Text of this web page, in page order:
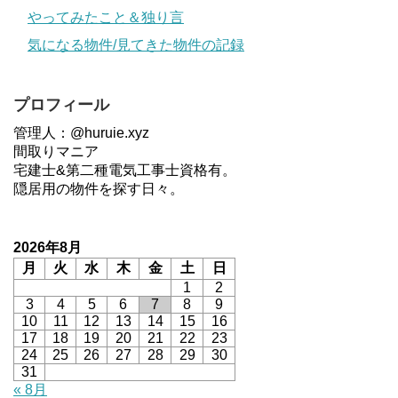
やってみたこと＆独り言
気になる物件/見てきた物件の記録
プロフィール
管理人：@huruie.xyz
間取りマニア
宅建士&第二種電気工事士資格有。
隠居用の物件を探す日々。
2026年8月
月
火 水 木 金 土
日
1
2
3
4 5 6 7 8
9
10
11 12 13 14 15
16
17
18 19 20 21 22
23
24
25 26 27 28 29
30
31
« 8月